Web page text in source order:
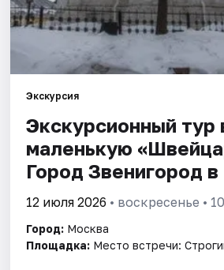
Экскурсия
Экскурсионный тур
маленькую
Город Звенигород
12 июля 2026 • воскресенье •
Город: Москва
Площадка: Место встречи: